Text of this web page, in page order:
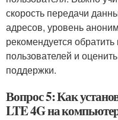
скорость передачи
адресов, уровень
рекомендуется
пользователей и
поддержки.
Вопрос 5: Как
LTE 4G на